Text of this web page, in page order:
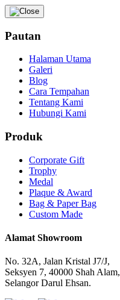
Pautan
Halaman Utama
Galeri
Blog
Cara Tempahan
Tentang Kami
Hubungi Kami
Produk
Corporate Gift
Trophy
Medal
Plaque & Award
Bag & Paper Bag
Custom Made
Alamat Showroom
No. 32A, Jalan Kristal J7/J,
Seksyen 7, 40000 Shah Alam,
Selangor Darul Ehsan.